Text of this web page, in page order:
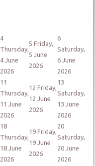
4
Thursday,
4 June
2026
5 Friday,
5 June
2026
6
Saturday,
6 June
2026
11
Thursday,
11 June
2026
12 Friday,
12 June
2026
13
Saturday,
13 June
2026
18
Thursday,
18 June
2026
19 Friday,
19 June
2026
20
Saturday,
20 June
2026